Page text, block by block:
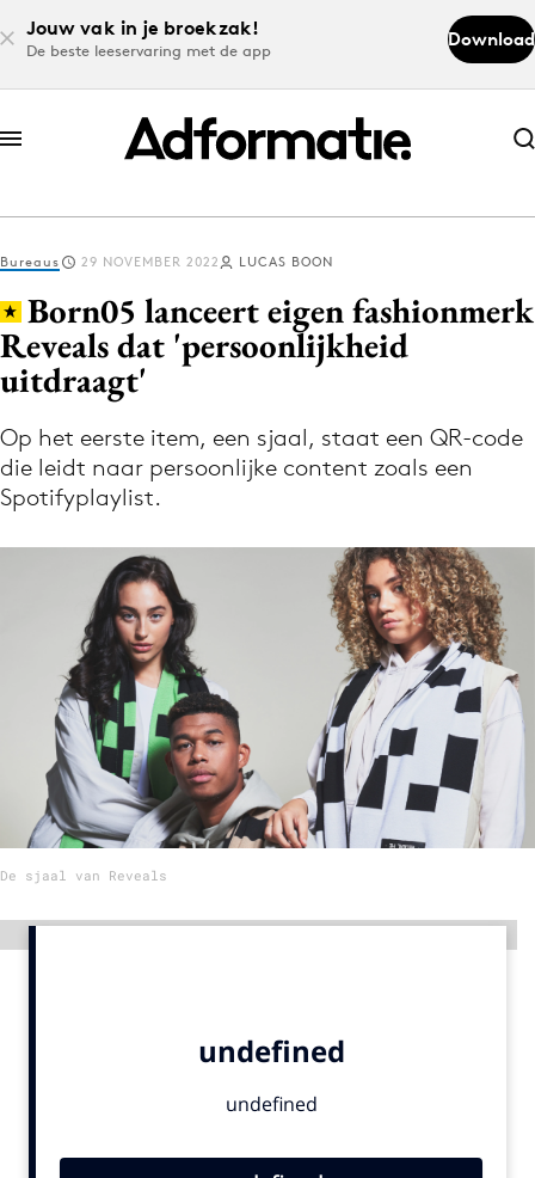
Jouw vak in je broekzak!
De beste leeservaring met de app
Download
Abonneer nu
Abonneer nu
Log in
Download de app
Volg het laatste nieuws via de Adformatie
Nieuws app
9 sept: GenAI-training
12 nov: MarketingLive!
Adverteren
Events
Academy
Carriere
Bureaus 29 NOVEMBER 2022 LUCAS BOON
Born05 lanceert eigen fashionmerk
Reveals dat 'persoonlijkheid
uitdraagt'
Op het eerste item, een sjaal, staat een QR-code
die leidt naar persoonlijke content zoals een
Spotifyplaylist.
De sjaal van Reveals